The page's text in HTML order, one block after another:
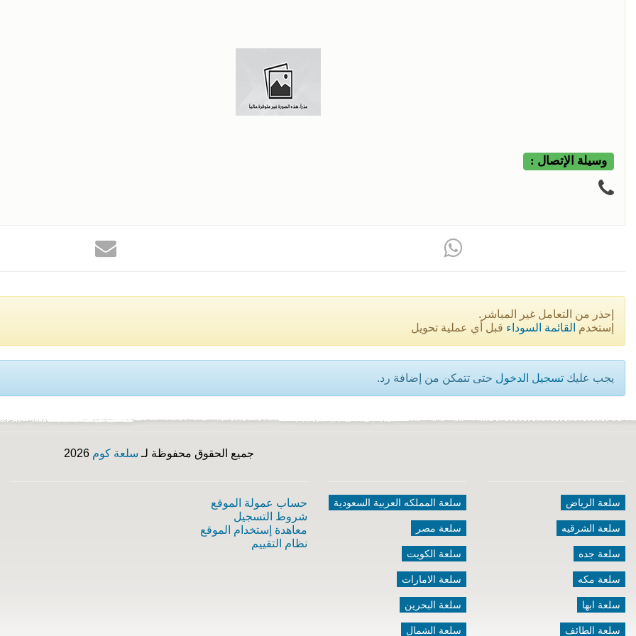
وسيلة الإتصال :
إحذر من التعامل غير المباشر.
إستخدم القائمة السوداء قبل أي عملية تحويل
يجب عليك تسجيل الدخول حتى تتمكن من إضافة رد.
جميع الحقوق محفوظة لـ سلعة كوم
سلعة الرياض
سلعة الشرقيه
سلعة جده
سلعة مكه
سلعة ابها
سلعة الطائف
سلعة المملكه العربية السعودية
سلعة مصر
سلعة الكويت
سلعة الامارات
سلعة البحرين
سلعة الشمال
حساب عمولة الموقع
شروط التسجيل
معاهدة إستخدام الموقع
نظام التقييم